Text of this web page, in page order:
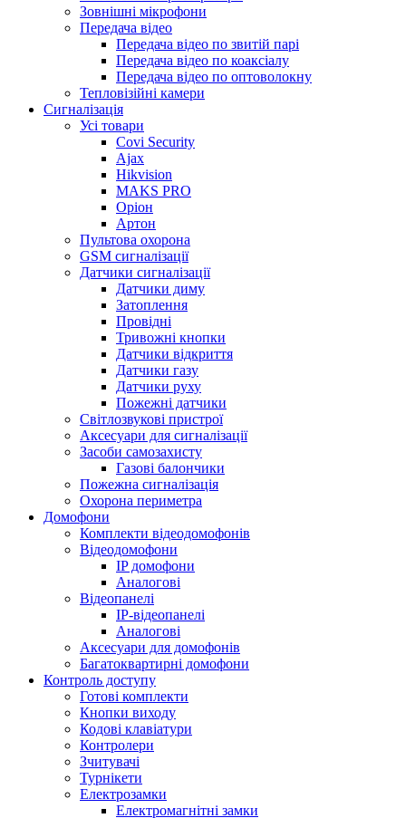
Зовнішні мікрофони
Передача відео
Передача відео по звитій парі
Передача відео по коаксіалу
Передача відео по оптоволокну
Тепловізійні камери
Cигналізація
Усі товари
Covi Security
Ajax
Hikvision
MAKS PRO
Оріон
Артон
Пультова охорона
GSM сигналізації
Датчики сигналізації
Датчики диму
Затоплення
Провідні
Тривожні кнопки
Датчики відкриття
Датчики газу
Датчики руху
Пожежні датчики
Світлозвукові пристрої
Аксесуари для сигналізації
Засоби самозахисту
Газові балончики
Пожежна сигналізація
Охорона периметра
Домофони
Комплекти відеодомофонів
Відеодомофони
IP домофони
Аналогові
Відеопанелі
IP-відеопанелі
Аналогові
Аксесуари для домофонів
Багатоквартирні домофони
Контроль доступу
Готові комплекти
Кнопки виходу
Кодові клавіатури
Контролери
Зчитувачі
Турнікети
Електрозамки
Електромагнітні замки